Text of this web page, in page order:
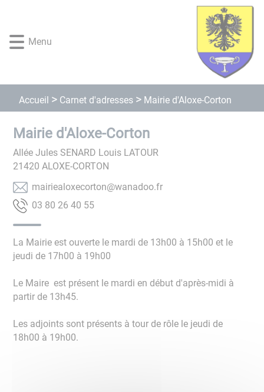
rapide
au
rapide
au
rapide
rapide
au
page
Menu
Accueil Carnet d'adresses Mairie d'Aloxe-Corton
Mairie d'Aloxe-Corton
Allée Jules SENARD Louis LATOUR
21420 ALOXE-CORTON
rf.oodanaw@notrocexolaeiriam
55 04 62 08 30
La Mairie est ouverte le mardi de 13h00 à 15h00 et le
jeudi de 17h00 à 19h00
Le Maire est présent le mardi en début d'après-midi à
partir de 13h45.
Les adjoints sont présents à tour de rôle le jeudi de
18h00 à 19h00.